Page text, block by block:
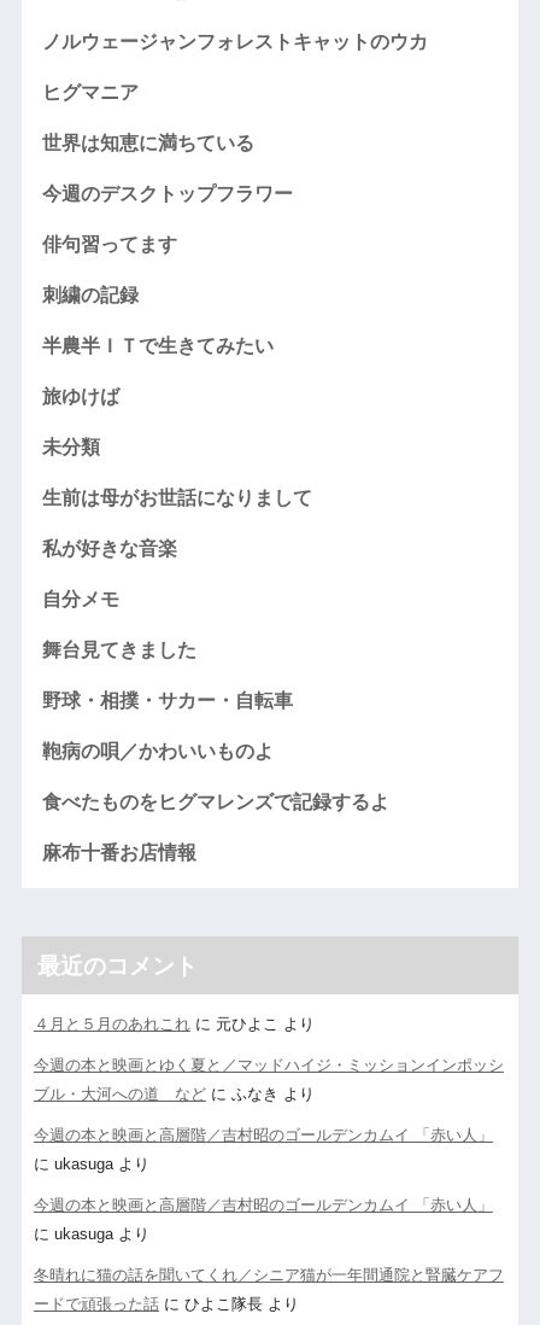
ノルウェージャンフォレストキャットのウカ
ヒグマニア
世界は知恵に満ちている
今週のデスクトップフラワー
俳句習ってます
刺繍の記録
半農半ＩＴで生きてみたい
旅ゆけば
未分類
生前は母がお世話になりまして
私が好きな音楽
自分メモ
舞台見てきました
野球・相撲・サカー・自転車
鞄病の唄／かわいいものよ
食べたものをヒグマレンズで記録するよ
麻布十番お店情報
最近のコメント
４月と５月のあれこれに 元ひよこ より
今週の本と映画とゆく夏と／マッドハイジ・ミッションインポッシ
ブル・大河への道 などに ふなき より
今週の本と映画と高層階／吉村昭のゴールデンカムイ 「赤い人」
に ukasugaより
今週の本と映画と高層階／吉村昭のゴールデンカムイ 「赤い人」
に ukasugaより
冬晴れに猫の話を聞いてくれ／シニア猫が一年間通院と腎臓ケアフ
ードで頑張った話に ひよこ隊長より